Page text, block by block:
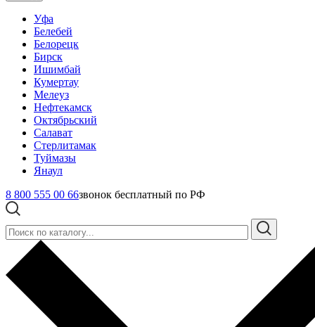
Уфа
Белебей
Белорецк
Бирск
Ишимбай
Кумертау
Мелеуз
Нефтекамск
Октябрьский
Салават
Стерлитамак
Туймазы
Янаул
8 800 555 00 66звонок бесплатный по РФ